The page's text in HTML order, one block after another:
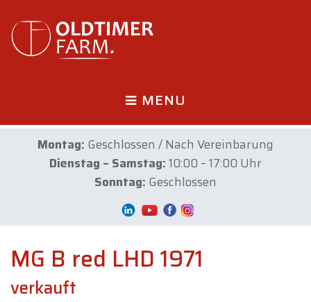
MENU
Montag: Geschlossen / Nach Vereinbarung
Dienstag – Samstag:10:00 – 17:00 Uhr
Sonntag: Geschlossen
MG B red LHD 1971
verkauft